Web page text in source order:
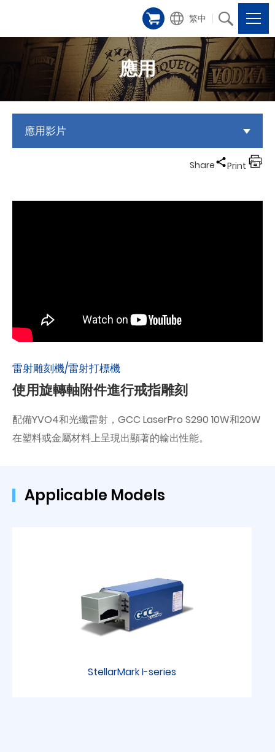
繁中
應用
應用影片
Share Print
雷射雕刻機/雷射打標機
使用旋轉軸附件進行戒指雕刻
配備YVO4和光纖雷射，GCC LaserPro S290 10W和20W
在塑料或金屬材料上呈現出顯著的輸出性能。
Applicable Models
StellarMark I-series